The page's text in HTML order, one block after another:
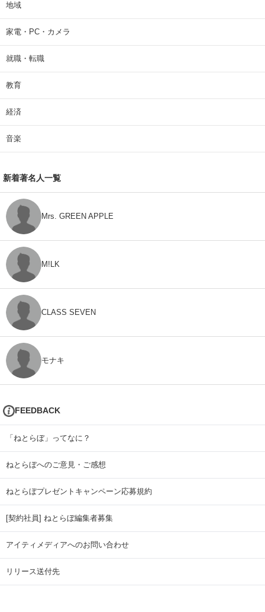
地域
家電・PC・カメラ
就職・転職
教育
経済
音楽
新着著名人一覧
Mrs. GREEN APPLE
M!LK
CLASS SEVEN
モナキ
FEEDBACK
「ねとらぼ」ってなに？
ねとらぼへのご意見・ご感想
ねとらぼプレゼントキャンペーン応募規約
[契約社員] ねとらぼ編集者募集
アイティメディアへのお問い合わせ
リリース送付先